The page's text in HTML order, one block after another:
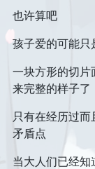
也许算吧
孩子爱的可能只
一块方形的切片
来完整的样子了
只有在经历过
矛盾点
当大人们已经知